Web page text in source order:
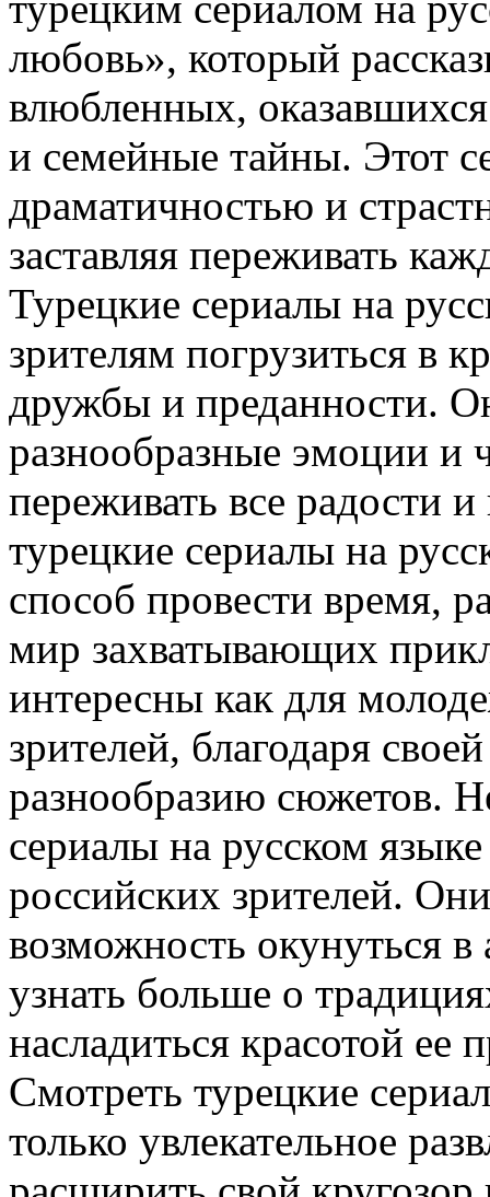
любовь», который
влюбленных,
и семейные тайны. Этот
драматичностью и
заставляя переживать
Турецкие сериалы на
зрителям погрузиться в
дружбы и преданности.
разнообразные эмоции и
переживать все радости
турецкие сериалы на
способ провести время,
мир захватывающих
интересны как для
зрителей, благодаря
разнообразию сюжетов.
сериалы на русском
российских зрителей.
возможность окунуться
узнать больше о
насладиться красотой ее
Смотреть турецкие
только увлекательное